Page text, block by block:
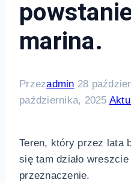
marina.
Przezadmin 28
października, 2025
Teren, który przez lata
się tam działo
przeznaczenie.